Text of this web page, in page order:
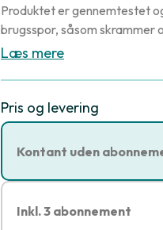
Produktet er gennemtestet
brugsspor, såsom skrammer
Læs mere
Pris og levering
Kontant uden
Inkl. 3 abonnement